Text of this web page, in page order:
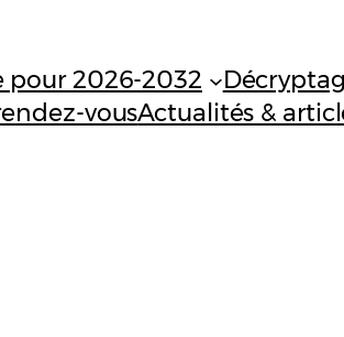
pour 2026-2032
vousActualités &